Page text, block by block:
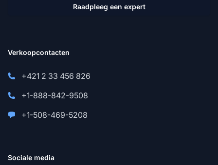
Raadpleeg een expert
Verkoopcontacten
+421 2 33 456 826
+1-888-842-9508
+1-508-469-5208
Sociale media